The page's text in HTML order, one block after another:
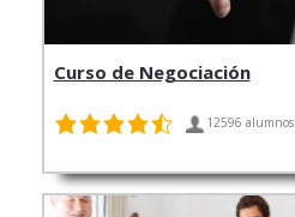
Curso de Negociación
12596 alumnos